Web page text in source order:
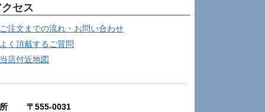
セス
ご注文までの流れ・お問い合わせ
よく頂戴するご質問
当店付近地図
所 〒555-0031